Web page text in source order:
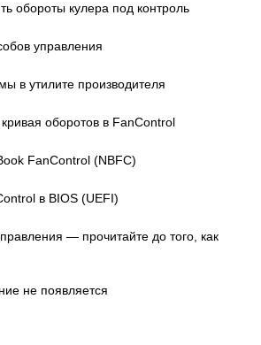
обороты кулера под контроль
управления
в утилите производителя
оборотов в FanControl
FanControl (NBFC)
в BIOS (UEFI)
— прочитайте до того, как
не появляется